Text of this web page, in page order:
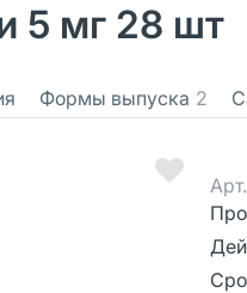
5 мг 28 шт
Формы выпуска 2
Арт.